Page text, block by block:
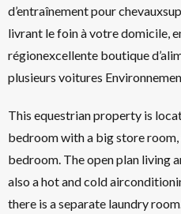
d’entraînement pour
livrant le foin à votre domicile,
régionexcellente boutique
plusieurs voitures
This equestrian property is
bedroom with a big store
bedroom. The open plan living
also a hot and cold
there is a separate laundry